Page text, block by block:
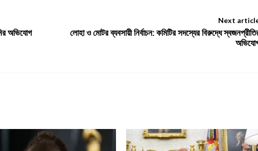
অভিযোগ
Next
লোহা ও মোটর ব্যবসায়ী নির্বাচন: কমিটির সদস্যের বিরুদ্ধে